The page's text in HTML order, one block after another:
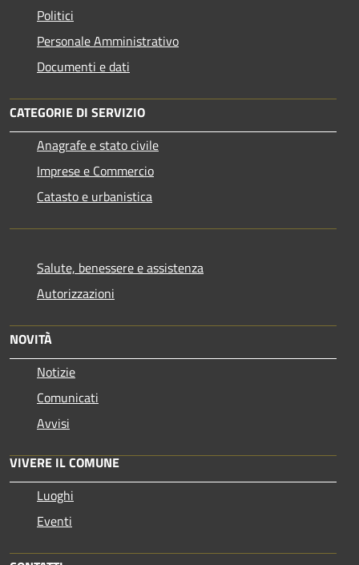
Politici
Personale Amministrativo
Documenti e dati
CATEGORIE DI SERVIZIO
Anagrafe e stato civile
Imprese e Commercio
Catasto e urbanistica
Salute, benessere e assistenza
Autorizzazioni
NOVITÀ
Notizie
Comunicati
Avvisi
VIVERE IL COMUNE
Luoghi
Eventi